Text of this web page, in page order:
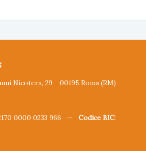
Nicotera, 29 - 00195 Roma (RM)
0000 0233 966 — Codice BIC: